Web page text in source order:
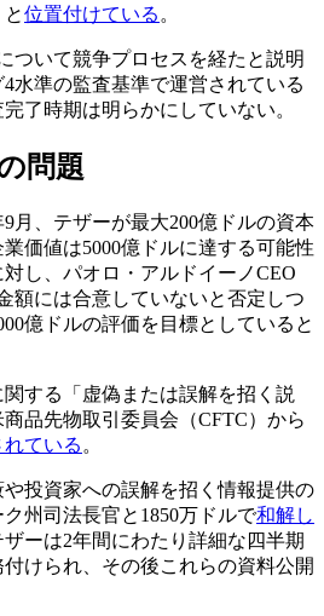
位置付けている 。
ついて競争プロセスを経たと説明
水準の監査基準で運営されている
了時期は明らかにしていない。
問題
9月、テザーが最大200億ドルの資本
価値は5000億ドルに達する可能性
し、パオロ・アルドイーノCEO
額には合意していないと否定しつ
億ドルの評価を目標としていると
する「虚偽または誤解を招く説
品先物取引委員会（CFTC）から
れている 。
投資家への誤解を招く情報提供の
州司法長官と1850万ドルで和解し
ーは2年間にわたり詳細な四半期
けられ、その後これらの資料公開